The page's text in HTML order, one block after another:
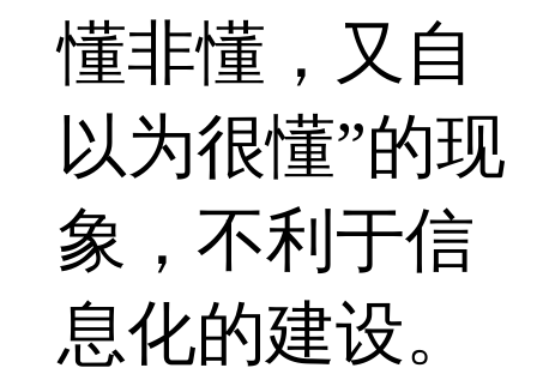
懂非懂，又自
以为很懂”的现
象，不利于信
息化的建设。